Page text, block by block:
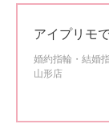
アイプリモ
婚約指輪・結婚
山形店